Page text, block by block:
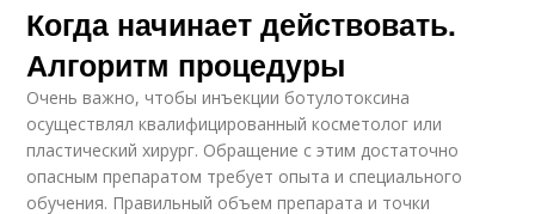
Когда начинает действовать.
Алгоритм процедуры
Очень важно, чтобы инъекции ботулотоксина
осуществлял квалифицированный косметолог или
пластический хирург. Обращение с этим достаточно
опасным препаратом требует опыта и специального
обучения. Правильный объем препарата и точки